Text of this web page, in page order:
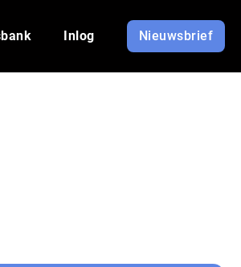
Inlog Nieuwsbrief